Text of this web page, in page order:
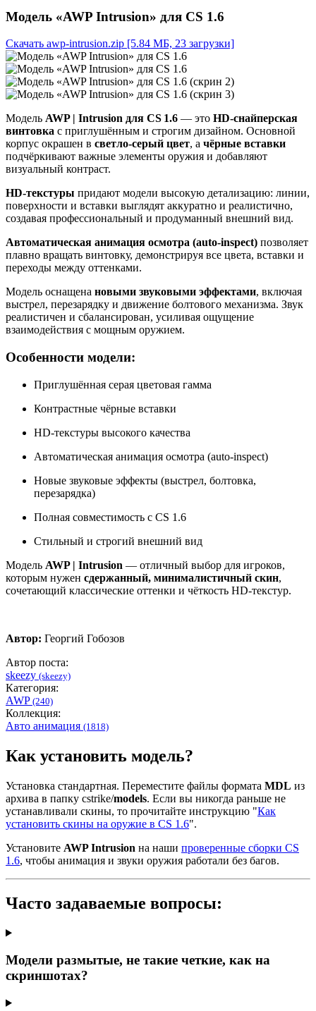
Модель «AWP Intrusion» для CS 1.6
Скачать awp-intrusion.zip [5.84 МБ, 23 загрузки]
Модель AWP | Intrusion для CS 1.6 — это HD-снайперская
винтовка с приглушённым и строгим дизайном. Основной
корпус окрашен в светло-серый цвет, а чёрные вставки
подчёркивают важные элементы оружия и добавляют
визуальный контраст.
HD-текстуры придают модели высокую детализацию: линии,
поверхности и вставки выглядят аккуратно и реалистично,
создавая профессиональный и продуманный внешний вид.
Автоматическая анимация осмотра (auto-inspect) позволяет
плавно вращать винтовку, демонстрируя все цвета, вставки и
переходы между оттенками.
Модель оснащена новыми звуковыми эффектами, включая
выстрел, перезарядку и движение болтового механизма. Звук
реалистичен и сбалансирован, усиливая ощущение
взаимодействия с мощным оружием.
Особенности модели:
Приглушённая серая цветовая гамма
Контрастные чёрные вставки
HD-текстуры высокого качества
Автоматическая анимация осмотра (auto-inspect)
Новые звуковые эффекты (выстрел, болтовка,
перезарядка)
Полная совместимость с CS 1.6
Стильный и строгий внешний вид
Модель AWP | Intrusion — отличный выбор для игроков,
которым нужен сдержанный, минималистичный скин,
сочетающий классические оттенки и чёткость HD-текстур.
Автор: Георгий Гобозов
Автор поста:
skeezy (skeezy)
Категория:
AWP (240)
Коллекция:
Авто анимация (1818)
Как установить модель?
Установка стандартная. Переместите файлы формата MDL из
архива в папку cstrike/models. Если вы никогда раньше не
устанавливали скины, то прочитайте инструкцию "Как
установить скины на оружие в CS 1.6".
Установите AWP Intrusion на наши проверенные сборки CS
1.6, чтобы анимация и звуки оружия работали без багов.
Часто задаваемые вопросы:
Модели размытые, не такие четкие, как на
скриншотах?